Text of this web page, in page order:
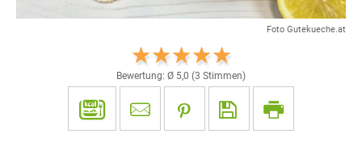
Foto Gutekueche.at
Bewertung: Ø 5,0 (3 Stimmen)